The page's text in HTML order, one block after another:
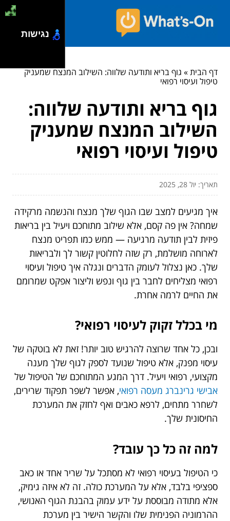
דף הבית» גוף בריא ותודעה שלווה: השילוב המנצח שמעניק
טיפול ועיסוי רפואי
גוף בריא ותודעה שלווה:
השילוב המנצח שמעניק
טיפול ועיסוי רפואי
תאריך: יול 28, 2025
איך מגיעים למצב שבו הגוף שלך מנצח והנשמה מרקידה
שמחה? אין פה קסם, אלא שילוב מתוחכם ויעיל בין בריאות
פיזית לבין תודעה מרגיעה — ממש כמו תפריט מנצח
לארוחה מושלמת, רק שזה לחלוטין קשור לך ולבריאות
שלך. כאן נצלול לעומק הדברים ונגלה איך טיפול ועיסוי
רפואי מצליחים לחבר בין גוף ונפש וליצור אפקט שמרומם
את החיים לרמה אחרת.
מי בכלל זקוק לעיסוי רפואי?
ובכן, כל אחד שרוצה להרגיש טוב יותר! זאת לא בוטקה של
עיסוי מפנק, אלא טיפול שנועד לספק לגוף שלך מענה
מקצועי, רפואי ויעיל. דרך המגע המתוחכם של הטיפול של
אבישי גרינברג מעסה רפואי, אפשר לשפר תפקוד שרירים,
לשחרר מתחים, לרפא כאבים ואף לחזק את המערכת
החיסונית שלך.
למה זה כל כך עובד?
כי הטיפול בעיסוי רפואי לא מסתכל על שריר אחד או כאב
ספציפי בלבד, אלא על המערכת כולה. זה לא איזה גימיק,
אלא מתודה מבוססת על ידע עמוק בהבנת הגוף האנושי,
ההרמוניה הפנימית שלו והקשר הישיר בין מערכת
נגישות